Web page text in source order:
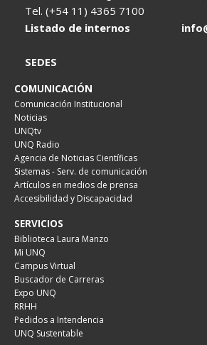
Tel. (+54 11) 4365 7100
Listado de internos
SEDES
COMUNICACIÓN
Comunicación Institucional
Noticias
UNQtv
UNQ Radio
Agencia de Noticias Científicas
Sistemas - Serv. de comunicación
Artículos en medios de prensa
Accesibilidad y Discapacidad
SERVICIOS
Biblioteca Laura Manzo
Mi UNQ
Campus Virtual
Buscador de Carreras
Expo UNQ
RRHH
Pedidos a Intendencia
UNQ Sustentable